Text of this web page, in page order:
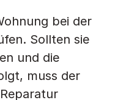
bei der
Sollten sie
und die
muss der